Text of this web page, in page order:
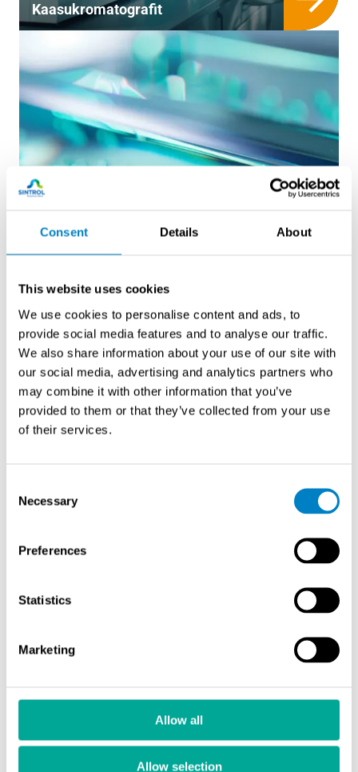
Consent Details About
This website uses cookies
We use cookies to personalise content and ads, to
provide social media features and to analyse our traffic.
We also share information about your use of our site with
our social media, advertising and analytics partners who
may combine it with other information that you’ve
provided to them or that they’ve collected from your use
of their services.
Selection
Necessary
Preferences
Statistics
Marketing
Allow all
Allow selection
Kaasukromatografit
Permeaatioanalysaattorit
Siemens kaasuanalysaattorit